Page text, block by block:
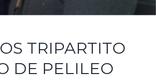
TRIPARTITO
DE PELILEO